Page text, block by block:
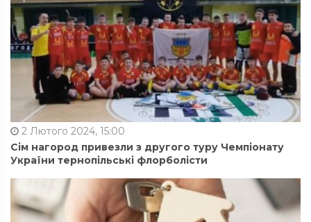
2 Лютого 2024, 15:00
Сім нагород привезли з другого туру Чемпіонату
України тернопільські флорболісти